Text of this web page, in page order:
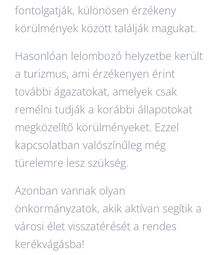
fontolgatják, különösen érzékeny
körülmények között találják magukat.
Hasonlóan lelombozó helyzetbe került
a turizmus, ami érzékenyen érint
további ágazatokat, amelyek csak
remélni tudják a korábbi állapotokat
megközelítő körülményeket. Ezzel
kapcsolatban valószínűleg még
türelemre lesz szükség.
Azonban vannak olyan
önkormányzatok, akik aktívan segítik a
városi élet visszatérését a rendes
kerékvágásba!